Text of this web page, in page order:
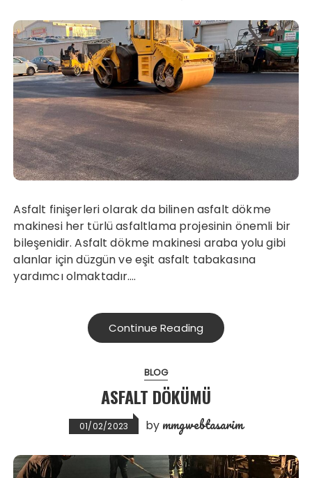
Asfalt finişerleri olarak da bilinen asfalt dökme
makinesi her türlü asfaltlama projesinin önemli bir
bileşenidir. Asfalt dökme makinesi araba yolu gibi
alanlar için düzgün ve eşit asfalt tabakasına
yardımcı olmaktadır….
Continue Reading
BLOG
ASFALT DÖKÜMÜ
01/02/2023 by mmgwebtasarim